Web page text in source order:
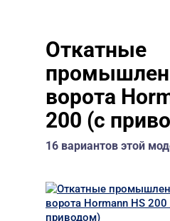
Откатные
ворота
200 (с
16 вариантов этой